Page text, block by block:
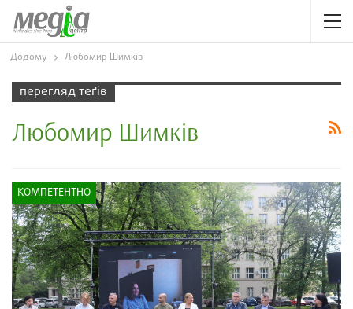
Додому Любомир Шимків
перегляд теґів
Любомир Шимків
КОМПЕТЕНТНО